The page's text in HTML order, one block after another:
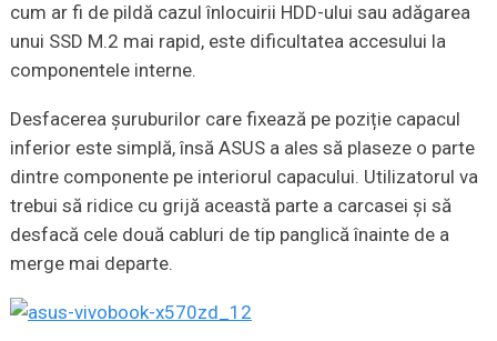
cum ar fi de pildă cazul înlocuirii HDD-ului sau adăgarea
unui SSD M.2 mai rapid, este dificultatea accesului la
componentele interne.
Desfacerea șuruburilor care fixează pe poziție capacul
inferior este simplă, însă ASUS a ales să plaseze o parte
dintre componente pe interiorul capacului. Utilizatorul va
trebui să ridice cu grijă această parte a carcasei și să
desfacă cele două cabluri de tip panglică înainte de a
merge mai departe.